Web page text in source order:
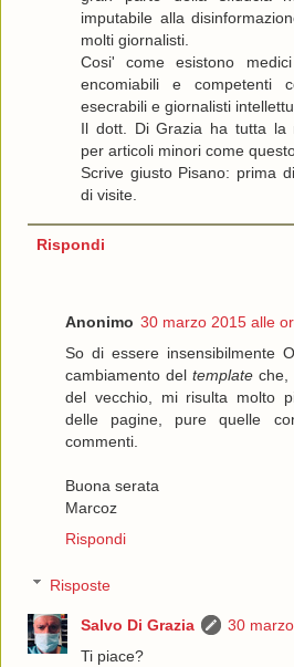
imputabile alla
molti giornalisti.
Cosi' come esistono
encomiabili e competenti
esecrabili e giornalisti
Il dott. Di Grazia ha tutta la
per articoli minori come
Scrive giusto Pisano: prima
di visite.
Rispondi
Anonimo 30 marzo 2015 alle
So di essere insensibilmente
cambiamento deltemplate che,
del vecchio, mi risulta molto
delle pagine, pure quelle
commenti.
Buona serata
Marcoz
Rispondi
Risposte
Salvo Di Grazia
30
Ti piace?